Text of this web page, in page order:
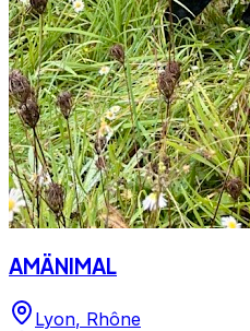
AMÄNIMAL
Lyon, Rhône